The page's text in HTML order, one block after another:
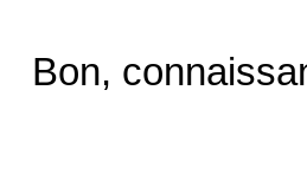
Bon,